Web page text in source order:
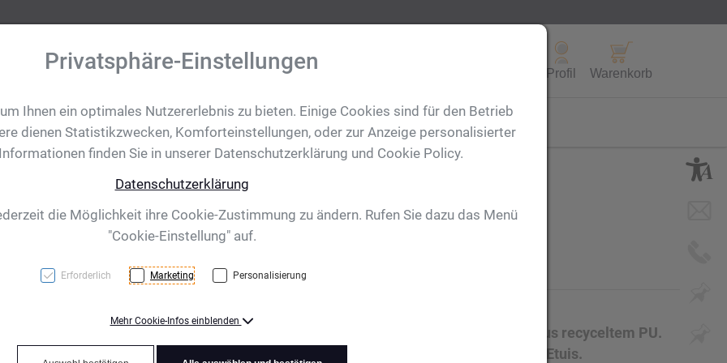
Profil Warenkorb
Ihre Eventanfrage Shop für CH/FL
schwarz
Stifteetui mit Reißverschluss für zwei Schreibgeräte aus recyceltem PU.
Ihre Werbung drucken wir mittig auf die Oberseite des Etuis.
Privatsphäre-Einstellungen
Ihnen ein optimales Nutzererlebnis zu bieten. Einige Cookies sind für den Betrieb
dienen Statistikzwecken, Komforteinstellungen, oder zur Anzeige personalisierter
finden Sie in unserer Datenschutzerklärung und Cookie Policy.
Datenschutzerklärung
die Möglichkeit ihre Cookie-Zustimmung zu ändern. Rufen Sie dazu das Menü
"Cookie-Einstellung" auf.
Erforderlich Marketing Personalisierung
Mehr Cookie-Infos einblenden